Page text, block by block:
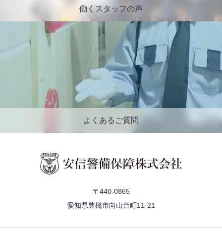
働くスタッフの声
よくあるご質問
〒440-0865
愛知県豊橋市向山台町11-21